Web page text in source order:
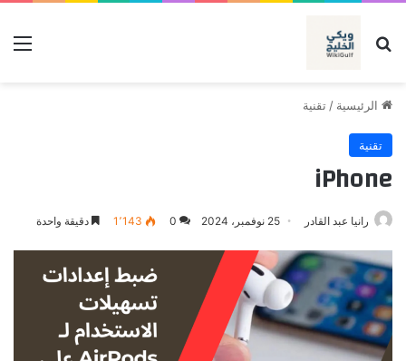
بحث عن
الرئيسية / تقنية
تقنية
iPhone
رانيا عبد القادر 25 نوفمبر، 2024 0 1٬143 دقيقة واحدة